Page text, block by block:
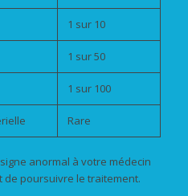
1 sur 10
1 sur 50
1 sur 100
Rare
anormal à votre médecin
de poursuivre le traitement.